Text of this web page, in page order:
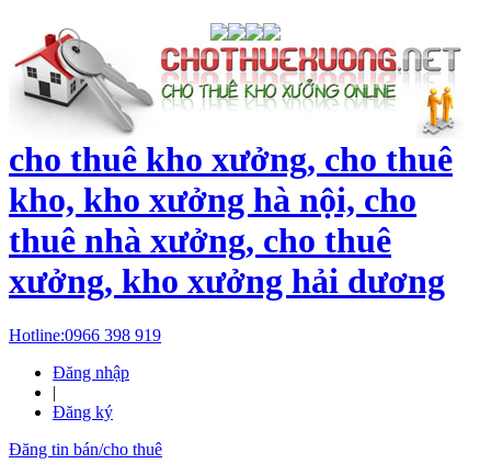
cho thuê kho xưởng, cho thuê
kho, kho xưởng hà nội, cho
thuê nhà xưởng, cho thuê
xưởng, kho xưởng hải dương
Hotline:0966 398 919
Đăng nhập
|
Đăng ký
Đăng tin bán/cho thuê